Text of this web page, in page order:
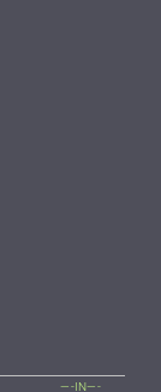
—-IN—-